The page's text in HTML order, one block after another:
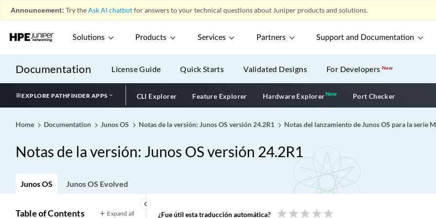
Announcement: Try theAsk AI chatbotfor answers to your technical questions about Juniper products and solutions.
Solutions Products Services Partners Support and Documentation
Documentation License Guide Quick Starts Validated Designs For DevelopersNew
EXPLORE PATHFINDER APPS CLI Explorer Feature Explorer Hardware ExplorerNewNew application
Port Checker
Home Documentation Junos OS Notas de la versión: Junos OS versión 24.2R1 Notas del lanzamiento de Junos OS para la serie
Notas de la versión: Junos OS versión 24.2R1
Junos OS Junos OS Evolved
keyboard_arrow_left
Table of Contents Expand all ¿Fue útil esta traducción automática? star star star star star